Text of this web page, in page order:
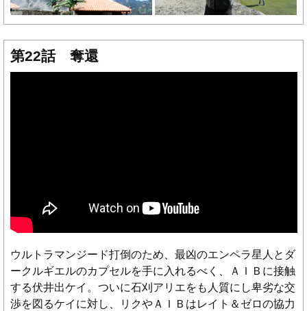
第22話 奪還
ウルトラマンジード打倒のため、最凶のエンペラ星人とダ
ークルギエルのカプセルを手に入れるべく、ＡＩＢに接触
する伏井出ケイ。ついに石刈アリエをも人質にし卑劣な交
渉を図るケイに対し、リクやＡＩＢはレイト＆ゼロの協力